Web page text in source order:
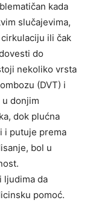
kada
slučajevima,
ili čak
do
nekoliko vrsta
(DVT) i
u donjim
dok plućna
i putuje prema
bol u
ljudima da
pomoć.